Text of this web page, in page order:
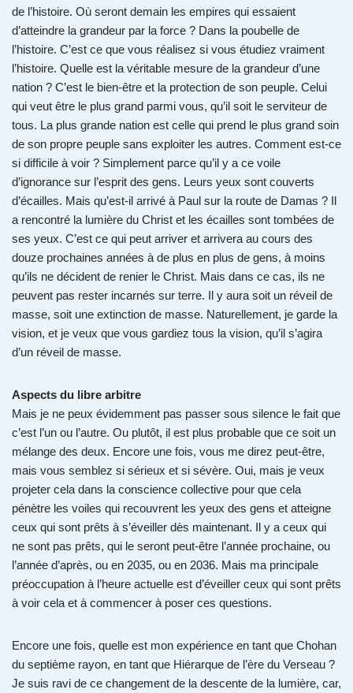
de l’histoire. Où seront demain les empires qui essaient
d’atteindre la grandeur par la force ? Dans la poubelle de
l’histoire. C’est ce que vous réalisez si vous étudiez vraiment
l’histoire. Quelle est la véritable mesure de la grandeur d’une
nation ? C’est le bien-être et la protection de son peuple. Celui
qui veut être le plus grand parmi vous, qu’il soit le serviteur de
tous. La plus grande nation est celle qui prend le plus grand soin
de son propre peuple sans exploiter les autres. Comment est-ce
si difficile à voir ? Simplement parce qu’il y a ce voile
d’ignorance sur l’esprit des gens. Leurs yeux sont couverts
d’écailles. Mais qu’est-il arrivé à Paul sur la route de Damas ? Il
a rencontré la lumière du Christ et les écailles sont tombées de
ses yeux. C’est ce qui peut arriver et arrivera au cours des
douze prochaines années à de plus en plus de gens, à moins
qu’ils ne décident de renier le Christ. Mais dans ce cas, ils ne
peuvent pas rester incarnés sur terre. Il y aura soit un réveil de
masse, soit une extinction de masse. Naturellement, je garde la
vision, et je veux que vous gardiez tous la vision, qu’il s’agira
d’un réveil de masse.
Aspects du libre arbitre
Mais je ne peux évidemment pas passer sous silence le fait que
c’est l’un ou l’autre. Ou plutôt, il est plus probable que ce soit un
mélange des deux. Encore une fois, vous me direz peut-être,
mais vous semblez si sérieux et si sévère. Oui, mais je veux
projeter cela dans la conscience collective pour que cela
pénètre les voiles qui recouvrent les yeux des gens et atteigne
ceux qui sont prêts à s’éveiller dès maintenant. Il y a ceux qui
ne sont pas prêts, qui le seront peut-être l’année prochaine, ou
l’année d’après, ou en 2035, ou en 2036. Mais ma principale
préoccupation à l’heure actuelle est d’éveiller ceux qui sont prêts
à voir cela et à commencer à poser ces questions.
Encore une fois, quelle est mon expérience en tant que Chohan
du septième rayon, en tant que Hiérarque de l’ère du Verseau ?
Je suis ravi de ce changement de la descente de la lumière, car,